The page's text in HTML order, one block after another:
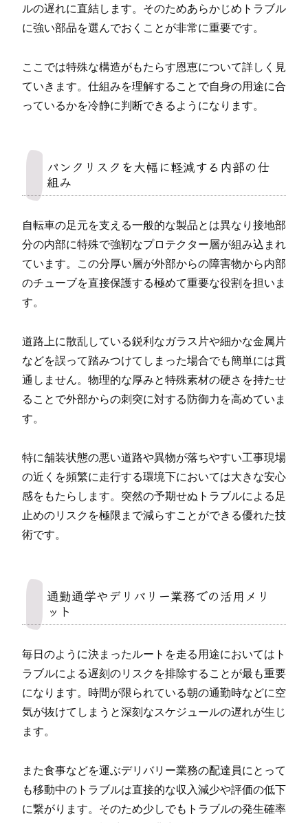
ルの遅れに直結します。そのためあらかじめトラブル
に強い部品を選んでおくことが非常に重要です。
ここでは特殊な構造がもたらす恩恵について詳しく見
ていきます。仕組みを理解することで自身の用途に合
っているかを冷静に判断できるようになります。
パンクリスクを大幅に軽減する内部の仕
組み
自転車の足元を支える一般的な製品とは異なり接地部
分の内部に特殊で強靭なプロテクター層が組み込まれ
ています。この分厚い層が外部からの障害物から内部
のチューブを直接保護する極めて重要な役割を担いま
す。
道路上に散乱している鋭利なガラス片や細かな金属片
などを誤って踏みつけてしまった場合でも簡単には貫
通しません。物理的な厚みと特殊素材の硬さを持たせ
ることで外部からの刺突に対する防御力を高めていま
す。
特に舗装状態の悪い道路や異物が落ちやすい工事現場
の近くを頻繁に走行する環境下においては大きな安心
感をもたらします。突然の予期せぬトラブルによる足
止めのリスクを極限まで減らすことができる優れた技
術です。
通勤通学やデリバリー業務での活用メリ
ット
毎日のように決まったルートを走る用途においてはト
ラブルによる遅刻のリスクを排除することが最も重要
になります。時間が限られている朝の通勤時などに空
気が抜けてしまうと深刻なスケジュールの遅れが生じ
ます。
また食事などを運ぶデリバリー業務の配達員にとって
も移動中のトラブルは直接的な収入減少や評価の低下
に繋がります。そのため少しでもトラブルの発生確率